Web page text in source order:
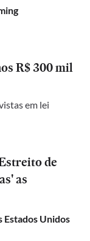
R$ 300 mil
em lei
de
as
Estados Unidos